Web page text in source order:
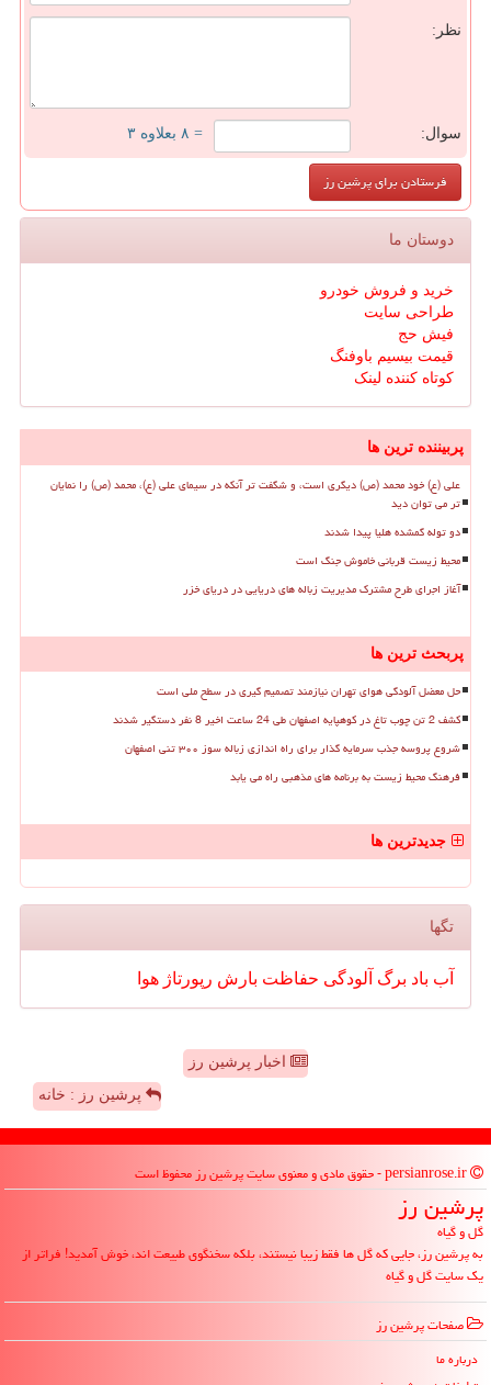
نظر:
سوال: = ۸ بعلاوه ۳
دوستان ما
خرید و فروش خودرو
طراحی سایت
فیش حج
قیمت بیسیم باوفنگ
کوتاه کننده لینک
پربیننده ترین ها
علی (ع) خود محمد (ص) دیگری است، و شگفت تر آنکه در سیمای علی (ع)، محمد (ص) را نمایان
تر می توان دید
دو توله گمشده هلیا پیدا شدند
محیط زیست قربانی خاموش جنگ است
آغاز اجرای طرح مشترک مدیریت زباله های دریایی در دریای خزر
پربحث ترین ها
حل معضل آلودگی هوای تهران نیازمند تصمیم گیری در سطح ملی است
کشف 2 تن چوب تاغ در کوهپایه اصفهان طی 24 ساعت اخیر 8 نفر دستگیر شدند
شروع پروسه جذب سرمایه گذار برای راه اندازی زباله سوز ۳۰۰ تنی اصفهان
فرهنگ محیط زیست به برنامه های مذهبی راه می یابد
جدیدترین ها
تگها
آب باد برگ آلودگی حفاظت بارش رپورتاژ هوا
اخبار پرشین رز
پرشین رز : خانه
پرشین رز
گل و گیاه
به پرشین رز، جایی که گل ها فقط زیبا نیستند، بلکه سخنگوی طبیعت اند، خوش آمدید! فراتر از
یک سایت گل و گیاه
صفحات پرشین رز
درباره ما